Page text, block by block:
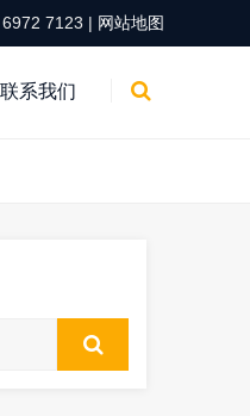
7123 | 网站地图
联系我们